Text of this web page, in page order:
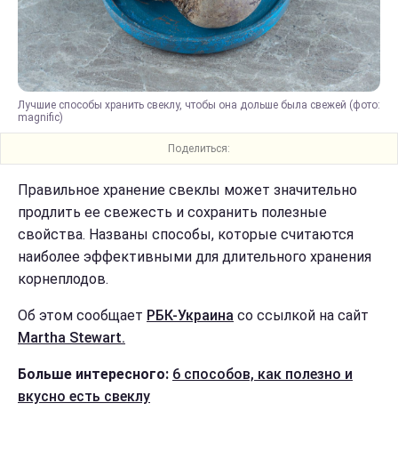
Лучшие способы хранить свеклу, чтобы она дольше была свежей (фото:
magnific)
Поделиться:
Правильное хранение свеклы может значительно
продлить ее свежесть и сохранить полезные
свойства. Названы способы, которые считаются
наиболее эффективными для длительного хранения
корнеплодов.
Об этом сообщает РБК-Украина со ссылкой на сайт
Martha Stewart.
Больше интересного: 6 способов, как полезно и
вкусно есть свеклу